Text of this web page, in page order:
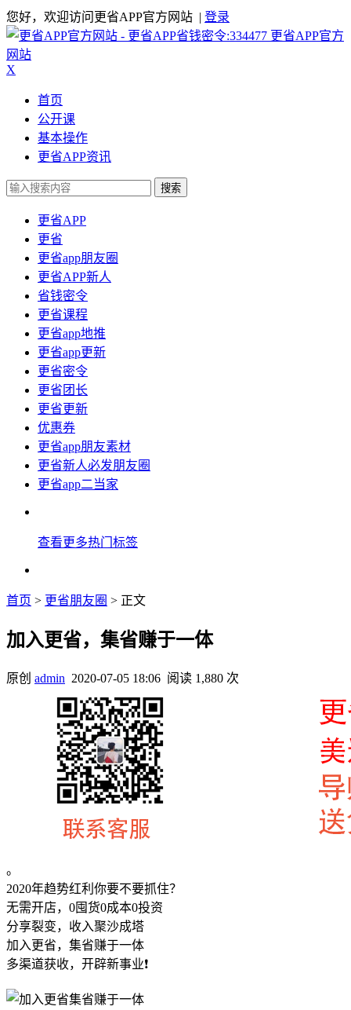
您好，欢迎访问更省APP官方网站 | 登录
更省APP官方
网站
X
首页
公开课
基本操作
更省APP资讯
搜索
更省APP
更省
更省app朋友圈
更省APP新人
省钱密令
更省课程
更省app地推
更省app更新
更省密令
更省团长
更省更新
优惠券
更省app朋友素材
更省新人必发朋友圈
更省app二当家
查看更多热门标签
首页 > 更省朋友圈 > 正文
加入更省，集省赚于一体
原创 admin 2020-07-05 18:06 阅读 1,880 次
。
2020年趋势红利你要不要抓住？
无需开店，0囤货0成本0投资
分享裂变，收入聚沙成塔
加入更省，集省赚于一体
多渠道获收，开辟新事业❗